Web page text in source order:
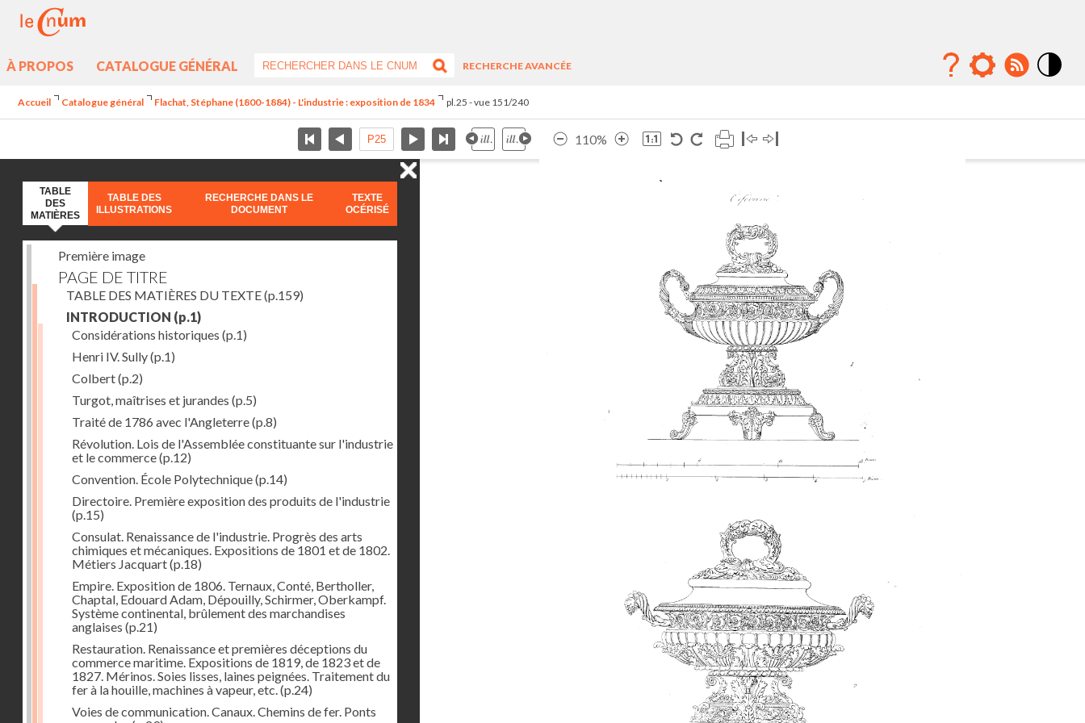
À PROPOS CATALOGUE GÉNÉRAL
RECHERCHE AVANCÉE
Accueil Catalogue général Flachat, Stéphane (1800-1884) - L'industrie : exposition de 1834 pl.25 - vue 151/240
110%
TABLE
DES
MATIÈRES
TABLE DES
ILLUSTRATIONS
RECHERCHE DANS LE
DOCUMENT
TEXTE
OCÉRISÉ
Première image
PAGE DE TITRE
TABLE DES MATIÈRES DU TEXTE(p.159)
INTRODUCTION (p.1)
Considérations historiques (p.1)
Henri IV. Sully(p.1)
Colbert(p.2)
Turgot, maîtrises et jurandes (p.5)
Traité de 1786 avec l'Angleterre(p.8)
Révolution. Lois de l'Assemblée constituante sur l'industrie
et le commerce(p.12)
Convention. École Polytechnique(p.14)
Directoire. Première exposition des produits de l'industrie
(p.15)
Consulat. Renaissance de l'industrie. Progrès des arts
chimiques et mécaniques. Expositions de 1801 et de 1802.
Métiers Jacquart(p.18)
Empire. Exposition de 1806. Ternaux, Conté, Bertholler,
Chaptal, Edouard Adam, Dépouilly, Schirmer, Oberkampf.
Système continental, brûlement des marchandises
anglaises (p.21)
Restauration. Renaissance et premières déceptions du
commerce maritime. Expositions de 1819, de 1823 et de
1827. Mérinos. Soies lisses, laines peignées. Traitement du
fer à la houille, machines à vapeur, etc.(p.24)
Voies de communication. Canaux. Chemins de fer. Ponts